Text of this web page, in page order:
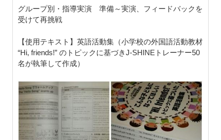
グループ別・指導実演 準備～実演、フィードバックを
受けて再挑戦
【使用テキスト】英語活動集（小学校の外国語活動教材
“Hi, friends!” のトピックに基づきJ-SHINEトレーナー50
名が執筆して作成）